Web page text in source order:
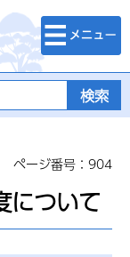
検索・メニュ
ー
ページ番号：904
について